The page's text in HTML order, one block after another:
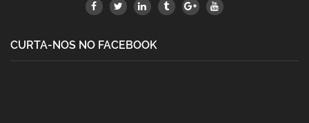
CURTA-NOS NO FACEBOOK